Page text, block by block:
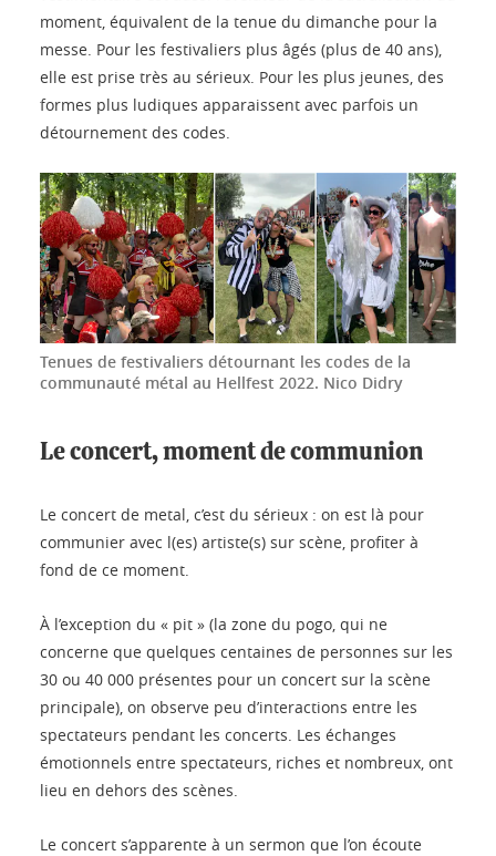
moment, équivalent de la tenue du dimanche pour la
messe. Pour les festivaliers plus âgés (plus de 40 ans),
elle est prise très au sérieux. Pour les plus jeunes, des
formes plus ludiques apparaissent avec parfois un
détournement des codes.
Tenues de festivaliers détournant les codes de la
communauté métal au Hellfest 2022. Nico Didry
Le concert, moment de communion
Le concert de metal, c’est du sérieux : on est là pour
communier avec l(es) artiste(s) sur scène, profiter à
fond de ce moment.
À l’exception du « pit » (la zone du pogo, qui ne
concerne que quelques centaines de personnes sur les
30 ou 40 000 présentes pour un concert sur la scène
principale), on observe peu d’interactions entre les
spectateurs pendant les concerts. Les échanges
émotionnels entre spectateurs, riches et nombreux, ont
lieu en dehors des scènes.
Le concert s’apparente à un sermon que l’on écoute